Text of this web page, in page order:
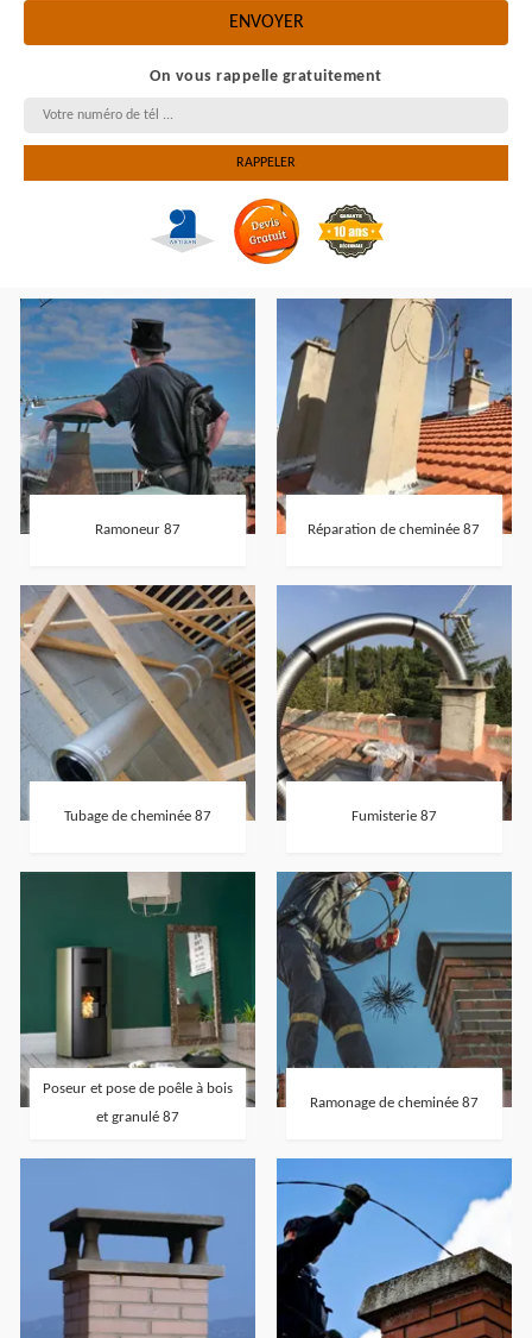
On vous rappelle gratuitement
Ramoneur 87 Réparation de cheminée 87
Tubage de cheminée 87 Fumisterie 87
Poseur et pose de poêle à bois
et granulé 87
Ramonage de cheminée 87